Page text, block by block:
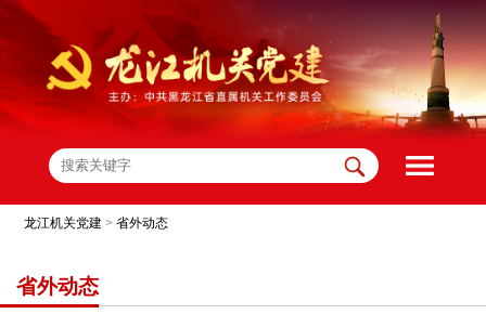
龙江机关党建 >省外动态
省外动态